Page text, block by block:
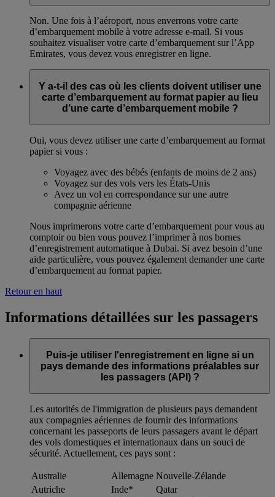
Non. Une fois à l’aéroport, nous enverrons votre carte
d’embarquement mobile à votre adresse e-mail. Si vous
souhaitez visualiser votre carte d’embarquement sur l’App
Emirates, vous devez vous enregistrer en ligne.
Y a-t-il des cas où les clients doivent utiliser une
carte d’embarquement au format papier au lieu
d’une carte d’embarquement mobile ?
Oui, vous devez utiliser une carte d’embarquement au format
papier si vous :
Voyagez avec des bébés (enfants de moins de 2 ans)
Voyagez sur des vols vers les États-Unis
Avez un vol en correspondance sur une autre
compagnie aérienne
Nous imprimerons votre carte d’embarquement pour vous au
comptoir ou bien vous pouvez l’imprimer à nos bornes
d’enregistrement automatique à Dubai. Si avez besoin d’une
aide particulière, vous pouvez également demander une carte
d’embarquement au format papier.
Retour en haut
Informations détaillées sur les passagers
Puis-je utiliser l'enregistrement en ligne si un
pays demande des informations préalables sur
les passagers (API) ?
Les autorités de l'immigration de plusieurs pays demandent
aux compagnies aériennes de fournir des informations
concernant les passeports de leurs passagers avant le départ
des vols domestiques et internationaux dans un souci de
sécurité. Actuellement, ces pays sont :
Australie Allemagne Nouvelle-Zélande
Autriche
Inde*
Qatar